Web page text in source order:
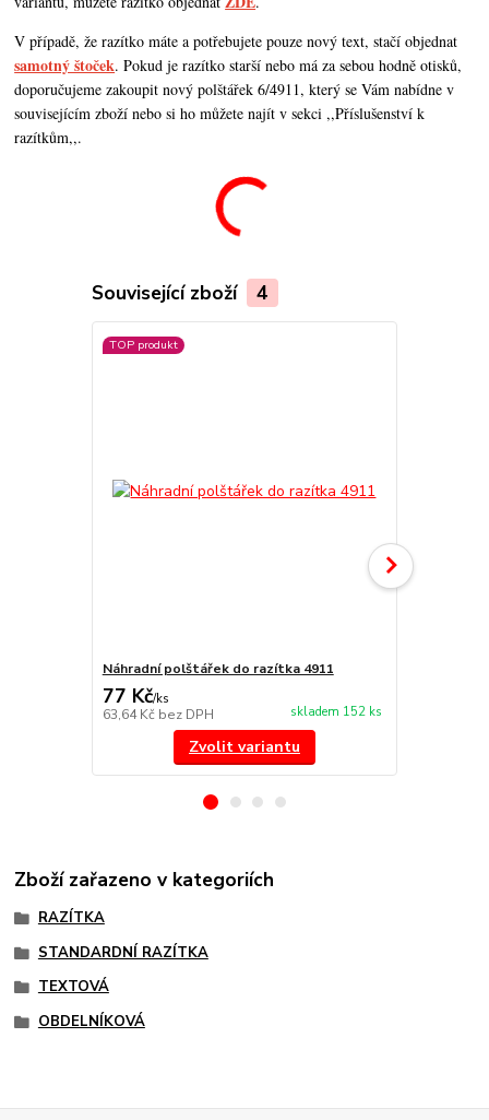
V případě, že razítko máte a potřebujete pouze nový text, stačí objednat
samotný štoček. Pokud je razítko starší nebo má za sebou hodně otisků,
doporučujeme zakoupit nový polštářek 6/4911, který se Vám nabídne v
souvisejícím zboží nebo si ho můžete najít v sekci ,,Příslušenství k
razítkům,,.
Související zboží 4
TOP produkt
Náhradní polštářek do razítka 4911
77 Kč/ks
63,64 Kč bez DPH skladem 152 ks
Zvolit variantu
Zboží zařazeno v kategoriích
RAZÍTKA
STANDARDNÍ RAZÍTKA
TEXTOVÁ
OBDELNÍKOVÁ